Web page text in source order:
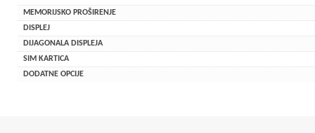
MEMORIJSKO PROŠIRENJE
DISPLEJ
DIJAGONALA DISPLEJA
SIM KARTICA
DODATNE OPCIJE